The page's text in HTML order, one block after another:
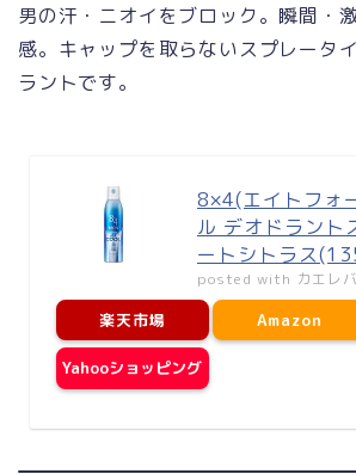
男の汗・ニオイをブロック。瞬間・
感。キャップを取らないスプレータ
ラントです。
8×4(エイトフォ
ル デオドラント
ートシトラス
posted with カエレバ
楽天市場 Amazon
Yahooショッピング